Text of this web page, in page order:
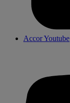
Accor Youtube